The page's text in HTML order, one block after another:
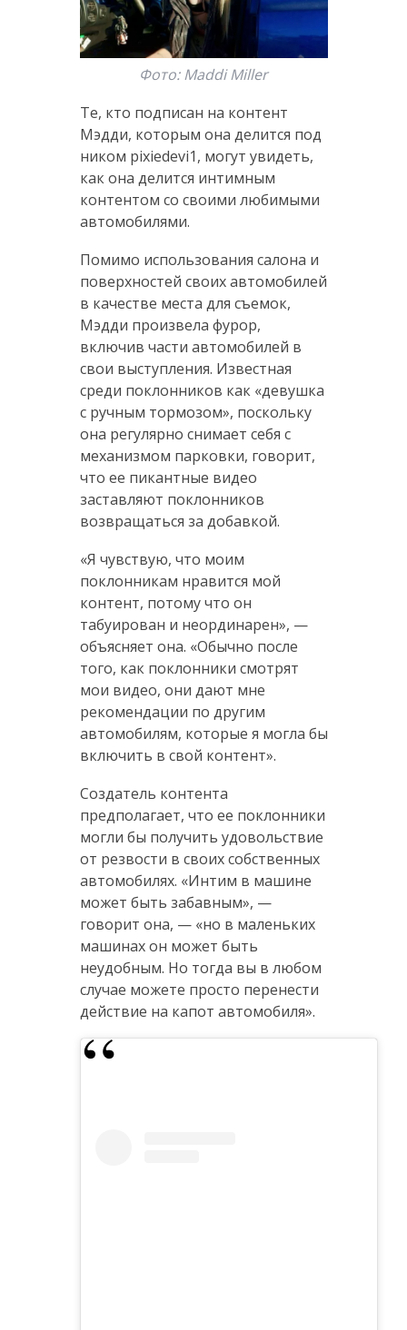
Фото: Maddi Miller
Те, кто подписан на контент
Мэдди, которым она делится под
ником pixiedevi1, могут увидеть,
как она делится интимным
контентом со своими любимыми
автомобилями.
Помимо использования салона и
поверхностей своих автомобилей
в качестве места для съемок,
Мэдди произвела фурор,
включив части автомобилей в
свои выступления. Известная
среди поклонников как «девушка
с ручным тормозом», поскольку
она регулярно снимает себя с
механизмом парковки, говорит,
что ее пикантные видео
заставляют поклонников
возвращаться за добавкой.
«Я чувствую, что моим
поклонникам нравится мой
контент, потому что он
табуирован и неординарен», —
объясняет она. «Обычно после
того, как поклонники смотрят
мои видео, они дают мне
рекомендации по другим
автомобилям, которые я могла бы
включить в свой контент».
Создатель контента
предполагает, что ее поклонники
могли бы получить удовольствие
от резвости в своих собственных
автомобилях. «Интим в машине
может быть забавным», —
говорит она, — «но в маленьких
машинах он может быть
неудобным. Но тогда вы в любом
случае можете просто перенести
действие на капот автомобиля».